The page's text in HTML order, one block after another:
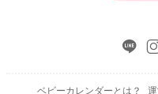
ベビーカレンダーとは？